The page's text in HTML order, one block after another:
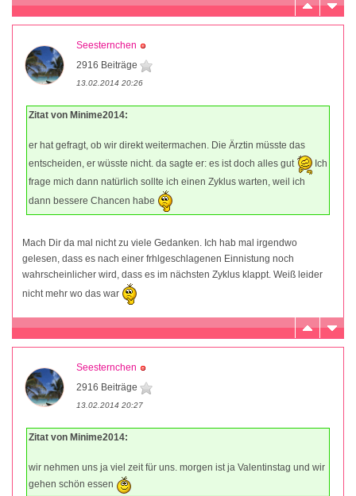
Seesternchen
2916 Beiträge
13.02.2014 20:26
Zitat von Minime2014:
er hat gefragt, ob wir direkt weitermachen. Die Ärztin müsste das
entscheiden, er wüsste nicht. da sagte er: es ist doch alles gut
Ich
frage mich dann natürlich sollte ich einen Zyklus warten, weil ich
dann bessere Chancen habe
Mach Dir da mal nicht zu viele Gedanken. Ich hab mal irgendwo
gelesen, dass es nach einer frhlgeschlagenen Einnistung noch
wahrscheinlicher wird, dass es im nächsten Zyklus klappt. Weiß leider
nicht mehr wo das war
Seesternchen
2916 Beiträge
13.02.2014 20:27
Zitat von Minime2014:
wir nehmen uns ja viel zeit für uns. morgen ist ja Valentinstag und wir
gehen schön essen